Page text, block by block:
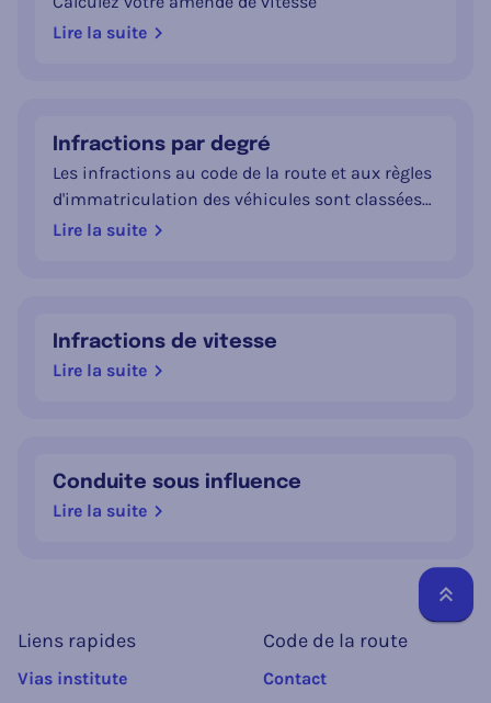
Lire la suite
Infractions par degré
Les infractions au code de la route et aux règles
d'immatriculation des véhicules sont classées
en 4 degrés. Plus le degré est élevé, plus la
Lire la suite
Infractions de vitesse
Lire la suite
Conduite sous influence
Lire la suite
Liens rapides
Vias institute
Code de la route
Contact